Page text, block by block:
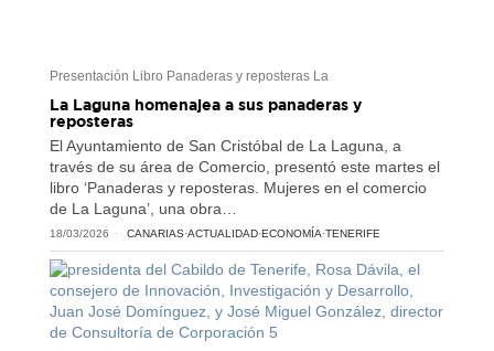
Presentación Libro Panaderas y reposteras La
La Laguna homenajea a sus panaderas y
reposteras
El Ayuntamiento de San Cristóbal de La Laguna, a
través de su área de Comercio, presentó este martes el
libro ‘Panaderas y reposteras. Mujeres en el comercio
de La Laguna’, una obra…
18/03/2026 CANARIAS·ACTUALIDAD·ECONOMÍA·TENERIFE